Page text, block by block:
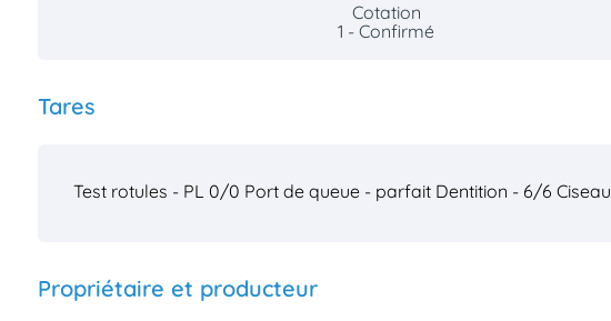
Cotation
1 - Confirmé
Tares
Test rotules - PL 0/0 Port de queue - parfait Dentition - 6/6 Ciseau
Propriétaire et producteur